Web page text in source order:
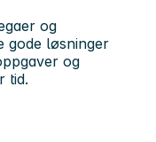
og
gode løsninger
og
tid.